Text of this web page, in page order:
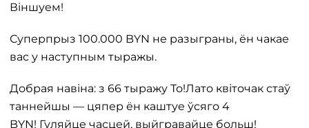
Віншуем!
Суперпрыз 100.000 BYN не разыграны, ён чакае
вас у наступным тыражы.
Добрая навіна: з 66 тыражу То!Лато квіточак стаў
таннейшы — цяпер ён каштуе ўсяго 4
BYN! Гуляйце часцей, выйгравайце больш!